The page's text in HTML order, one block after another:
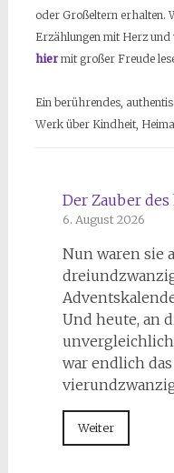
oder Großeltern erhalten.
Erzählungen mit Herz und
hiermit großer Freude
Ein berührendes,
Werk über Kindheit,
Der Zauber
6. August 2026
Nun waren sie
Und heute, an
war endlich
Weiter